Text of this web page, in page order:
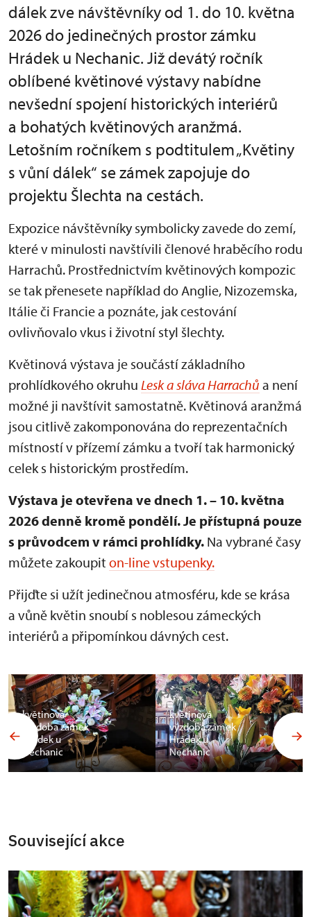
dálek zve návštěvníky od 1. do 10. května
2026 do jedinečných prostor zámku
Hrádek u Nechanic. Již devátý ročník
oblíbené květinové výstavy nabídne
nevšední spojení historických interiérů
a bohatých květinových aranžmá.
Letošním ročníkem s podtitulem „Květiny
s vůní dálek“ se zámek zapojuje do
projektu Šlechta na cestách.
Expozice návštěvníky symbolicky zavede do zemí,
které v minulosti navštívili členové hraběcího rodu
Harrachů. Prostřednictvím květinových kompozic
se tak přenesete například do Anglie, Nizozemska,
Itálie či Francie a poznáte, jak cestování
ovlivňovalo vkus i životní styl šlechty.
Květinová výstava je součástí základního
prohlídkového okruhu Lesk a sláva Harrachů a není
možné ji navštívit samostatně. Květinová aranžmá
jsou citlivě zakomponována do reprezentačních
místností v přízemí zámku a tvoří tak harmonický
celek s historickým prostředím.
Výstava je otevřena ve dnech 1. – 10. května
2026 denně kromě pondělí.Je přístupná pouze
s průvodcem v rámci prohlídky. Na vybrané časy
můžete zakoupit on-line vstupenky.
Přijďte si užít jedinečnou atmosféru, kde se krása
a vůně květin snoubí s noblesou zámeckých
interiérů a připomínkou dávných cest.
květinová
výzdoba zámek
Hrádek u
Nechanic
květinová
výzdoba zámek
Hrádek u
Nechanic
Související akce